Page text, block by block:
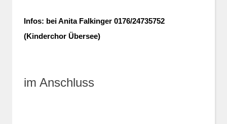
Infos: bei Anita Falkinger 0176/24735752
(Kinderchor Übersee)
im Anschluss